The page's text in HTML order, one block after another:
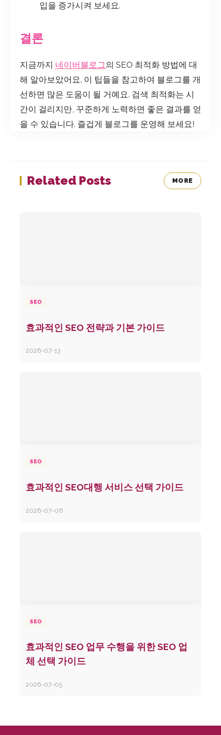
입을 증가시켜 보세요.
결론
지금까지 네이버블로그 의 SEO 최적화 방법에 대
해 알아보았어요. 이 팁들을 참고하여 블로그를 개
선하면 많은 도움이 될 거예요. 검색 최적화는 시
간이 걸리지만, 꾸준하게 노력하면 좋은 결과를 얻
을 수 있습니다. 즐겁게 블로그를 운영해 보세요!
Related Posts MORE
SEO
효과적인 SEO 전략과 기본 가이드
2026-07-13
SEO
효과적인 SEO대행 서비스 선택 가이드
2026-07-06
SEO
효과적인 SEO 업무 수행을 위한 SEO 업
체 선택 가이드
2026-07-05